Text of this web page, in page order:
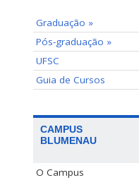
Graduação »
Pós-graduação »
UFSC
Guia de Cursos
CAMPUS
BLUMENAU
O Campus